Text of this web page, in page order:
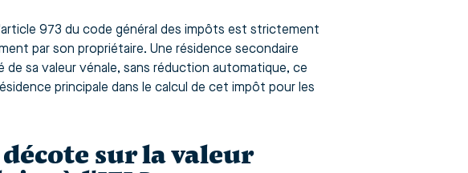
973 du code général des impôts est strictement
par son propriétaire. Une résidence secondaire
sa valeur vénale, sans réduction automatique, ce
principale dans le calcul de cet impôt pour les
sur la valeur